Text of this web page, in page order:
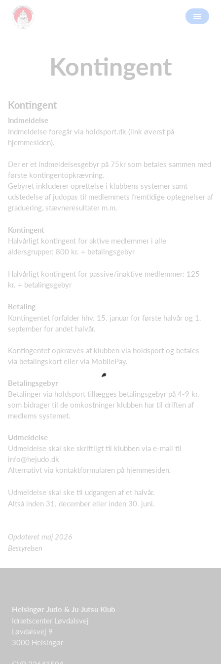
Kontingent
Kontingent
Indmeldelse
Indmeldelse foregår via holdsport.dk (link øverst på
hjemmesiden).
Der er et indmeldelsesgebyr på 75kr som betales sammen med
første kontingentopkrævning.
Gebyret inkluderer oprettelse i klubbens systemer samt
udstedelse af judopas til medlemmets fremtidige optegnelser af
graduering, stævneresultater m.m.
Kontingent
Halvårligt kontingent for aktive medlemmer i alle
aldersgrupper: 800 kr. + betalingsgebyr
Halvårligt kontingent for passive/inaktive medlemmer: 125
kr. + betalingsgebyr
Betaling
Kontingentet forfalder hhv. 15. januar for første halvår og 1.
september for andet halvår.
Kontingentet opkræves af klubben via holdsport og betales
via betalingskort eller via MobilePay.
Betalingsgebyr
Betalinger via holdsport tillægges betalingsgebyr på 4-9 kr,
som bidrager til de omkostninger klubben har til driften af
medlems systemet.
Udmeldelse
Udmeldelse skal ske skriftligt til klubben via e-mail til
info@hejudo.dk
Alternativt via kontaktformularen på hjemmesiden.
Udmeldelse skal ske til udgangen af et halvår.
Altså inden 31. december eller inden 30. juni.
Opdateret maj 2026
Bestyrelsen
Helsingør Judo & Ju-Jutsu Klub
Idrætscenter Løvdalsvej
Løvdalsvej 9
3000 Helsingør